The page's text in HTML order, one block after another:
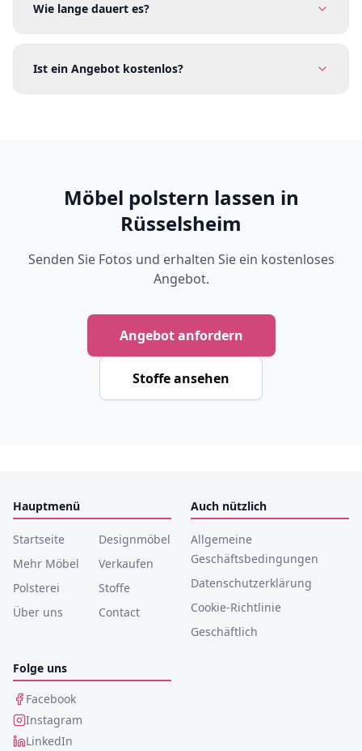
Wie lange dauert es?
Ist ein Angebot kostenlos?
Möbel polstern lassen in
Rüsselsheim
Senden Sie Fotos und erhalten Sie ein kostenloses
Angebot.
Angebot anfordern
Stoffe ansehen
Hauptmenü
Startseite
Designmöbel
Mehr Möbel
Verkaufen
Polsterei
Stoffe
Über uns
Contact
Auch nützlich
Allgemeine
Geschäftsbedingungen
Datenschutzerklärung
Cookie-Richtlinie
Geschäftlich
Folge uns
Facebook
Instagram
LinkedIn